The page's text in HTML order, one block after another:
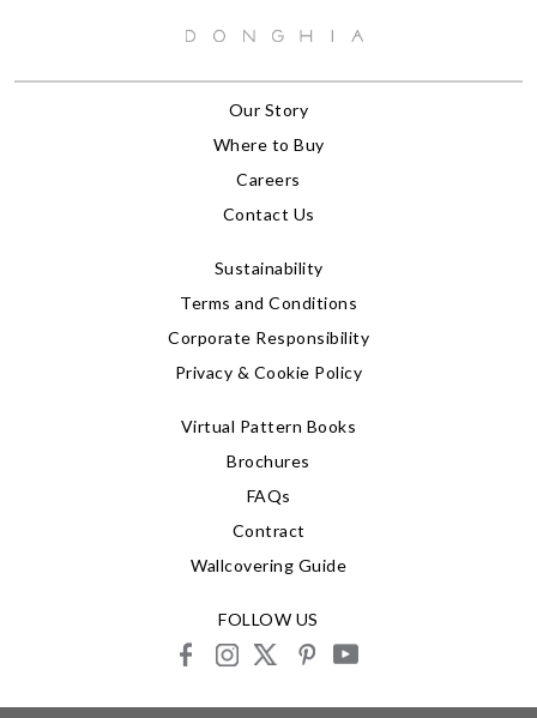
Our Story
Where to Buy
Careers
Contact Us
Sustainability
Terms and Conditions
Corporate Responsibility
Privacy & Cookie Policy
Virtual Pattern Books
Brochures
FAQs
Contract
Wallcovering Guide
FOLLOW US
facebookinstagram
X pinterestyoutube